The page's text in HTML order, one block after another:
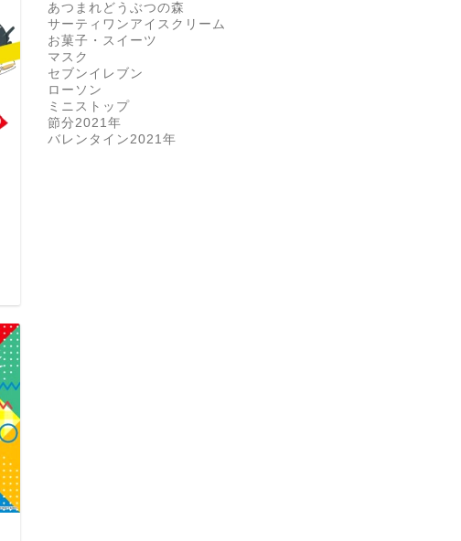
あつまれどうぶつの森
サーティワンアイスクリーム
お菓子・スイーツ
マスク
セブンイレブン
ローソン
ミニストップ
節分2021年
バレンタイン2021年